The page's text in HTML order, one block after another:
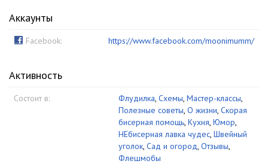
Аккаунты
Facebook: https://www.facebook.com/moonimumm/
Активность
Состоит в: Флудилка Схемы Мастер-классы
Полезные советы О жизни Скорая
бисерная помощь Кухня Юмор
НЕбисерная лавка чудес Швейный
уголок Сад и огород Отзывы
Флешмобы